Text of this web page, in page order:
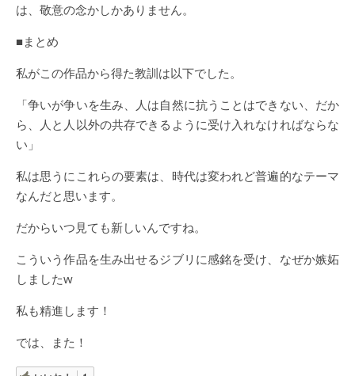
は、敬意の念かしかありません。
■まとめ
私がこの作品から得た教訓は以下でした。
「争いが争いを生み、人は自然に抗うことはできない、だか
ら、人と人以外の共存できるように受け入れなければならな
い」
私は思うにこれらの要素は、時代は変われど普遍的なテーマ
なんだと思います。
だからいつ見ても新しいんですね。
こういう作品を生み出せるジブリに感銘を受け、なぜか嫉妬
しましたw
私も精進します！
では、また！